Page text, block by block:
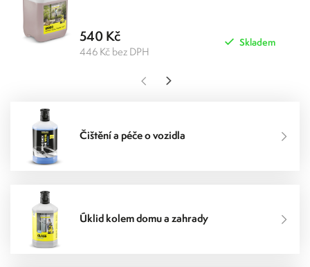
540 Kč
446 Kč bez DPH
Skladem
Čištění a péče o vozidla
Úklid kolem domu a zahrady